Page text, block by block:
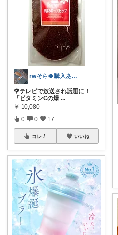
rwそら🍀購入ありがとうございます🍀
🌹テレビで放送され話題に！
「ビタミンCの爆 ...
￥ 10,080
0 0 17
コレ いいね